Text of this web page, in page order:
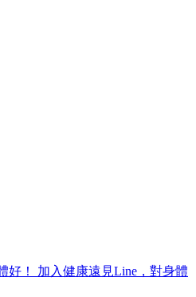
加入健康遠見Line，對身體